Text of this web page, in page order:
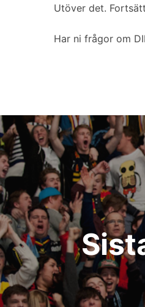
Utöver det. Fortsätt
Har ni frågor om